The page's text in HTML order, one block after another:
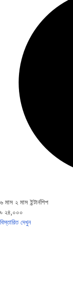
৬ মাস ২ মাস ইন্টার্নশিপ
৳ ২৪,০০০
বিস্তারিত দেখুন